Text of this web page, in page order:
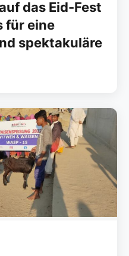
das Eid-Fest
für eine
spektakuläre